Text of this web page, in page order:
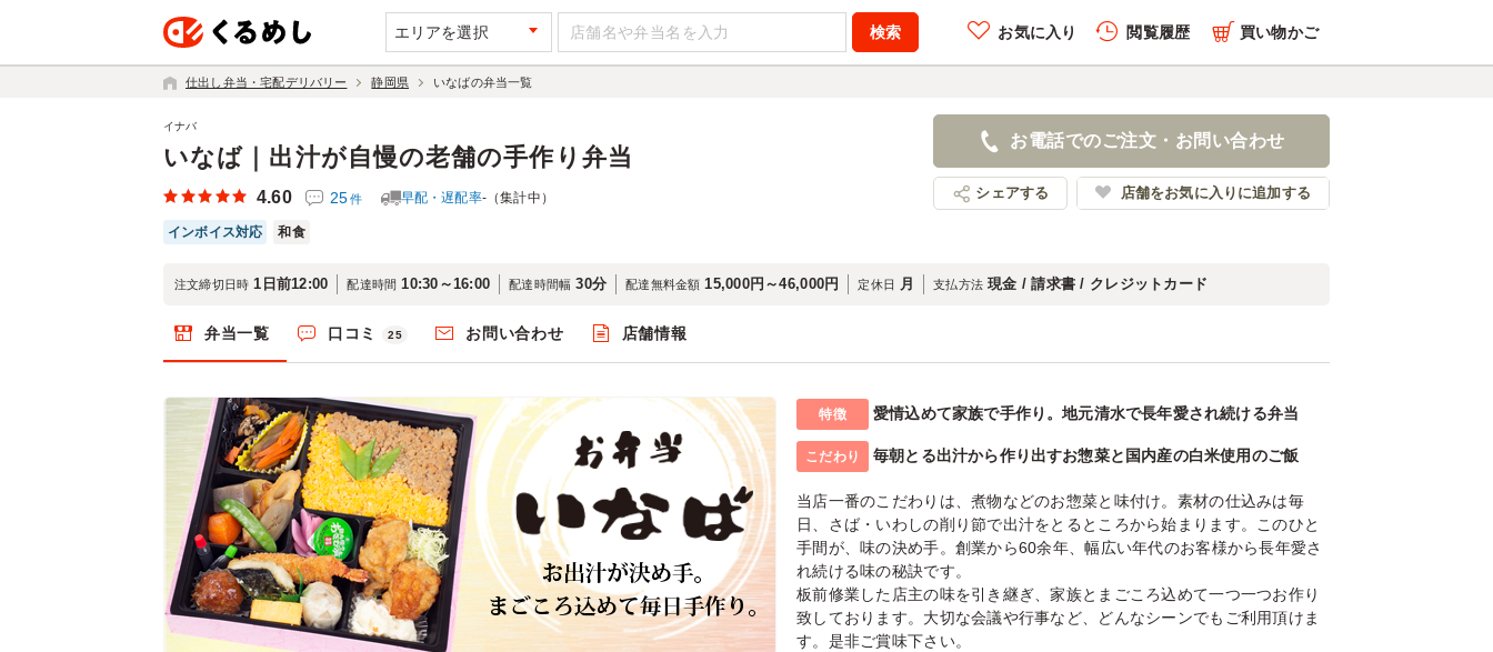
エリアを選択 お気に入り 閲覧履歴 買い物かご
仕出し弁当・宅配デリバリー 静岡県 いなばの弁当一覧
いなば｜出汁が自慢の老舗の手作り弁当
イナバ
4.60 25件 早配・遅配率-（集計中）
インボイス対応 和食
お電話でのご注文・お問い合わせ
シェアする 店舗をお気に入りに追加する
注文締切日時 1日前12:00 配達時間 10:30～16:00 配達時間幅 30分 配達無料金額 15,000円～46,000円 定休日 月 支払方法 現金 / 請求書 / クレジットカード
弁当一覧 口コミ 25 お問い合わせ 店舗情報
特徴 愛情込めて家族で手作り。地元清水で長年愛され続ける弁当
こだわり 毎朝とる出汁から作り出すお惣菜と国内産の白米使用のご飯
当店一番のこだわりは、煮物などのお惣菜と味付け。素材の仕込みは毎
日、さば・いわしの削り節で出汁をとるところから始まります。このひと
手間が、味の決め手。創業から60余年、幅広い年代のお客様から長年愛さ
れ続ける味の秘訣です。
板前修業した店主の味を引き継ぎ、家族とまごころ込めて一つ一つお作り
致しております。大切な会議や行事など、どんなシーンでもご利用頂けま
す。是非ご賞味下さい。